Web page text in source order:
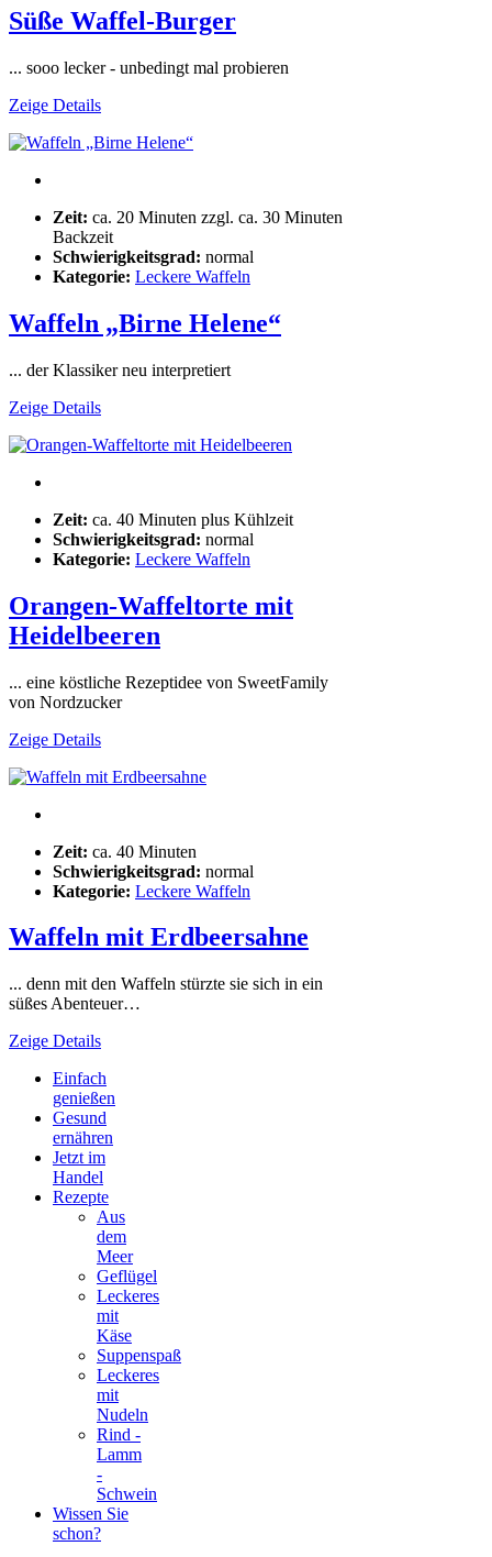
Süße Waffel-Burger
... sooo lecker - unbedingt mal probieren
Zeige Details
Zeit: ca. 20 Minuten zzgl. ca. 30 Minuten
Backzeit
Schwierigkeitsgrad: normal
Kategorie: Leckere Waffeln
Waffeln „Birne Helene“
... der Klassiker neu interpretiert
Zeige Details
Zeit: ca. 40 Minuten plus Kühlzeit
Schwierigkeitsgrad: normal
Kategorie: Leckere Waffeln
Orangen-Waffeltorte mit
Heidelbeeren
... eine köstliche Rezeptidee von SweetFamily
von Nordzucker
Zeige Details
Zeit: ca. 40 Minuten
Schwierigkeitsgrad: normal
Kategorie: Leckere Waffeln
Waffeln mit Erdbeersahne
... denn mit den Waffeln stürzte sie sich in ein
süßes Abenteuer…
Zeige Details
Einfach
genießen
Gesund
ernähren
Jetzt im
Handel
Rezepte
Aus
dem
Meer
Geflügel
Leckeres
mit
Käse
Suppenspaß
Leckeres
mit
Nudeln
Rind -
Lamm
-
Schwein
Wissen Sie
schon?